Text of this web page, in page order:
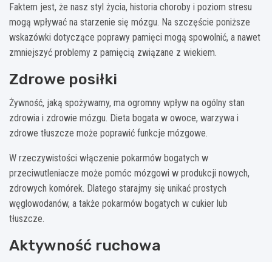
Faktem jest, że nasz styl życia, historia choroby i poziom stresu
mogą wpływać na starzenie się mózgu. Na szczęście poniższe
wskazówki dotyczące poprawy pamięci mogą spowolnić, a nawet
zmniejszyć problemy z pamięcią związane z wiekiem.
Zdrowe posiłki
Żywność, jaką spożywamy, ma ogromny wpływ na ogólny stan
zdrowia i zdrowie mózgu. Dieta bogata w owoce, warzywa i
zdrowe tłuszcze może poprawić funkcje mózgowe.
W rzeczywistości włączenie pokarmów bogatych w
przeciwutleniacze może pomóc mózgowi w produkcji nowych,
zdrowych komórek. Dlatego starajmy się unikać prostych
węglowodanów, a także pokarmów bogatych w cukier lub
tłuszcze.
Aktywność ruchowa